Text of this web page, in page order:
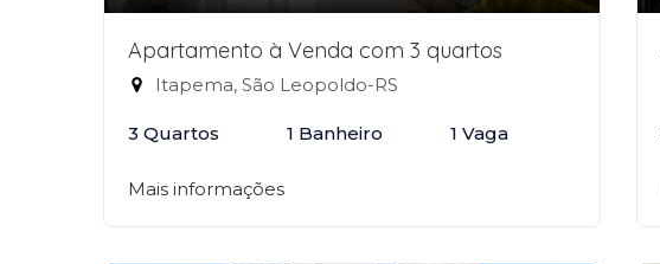
Apartamento à Venda com 3 quartos
Itapema, São Leopoldo-RS
3 Quartos 1 Banheiro 1 Vaga
Mais informações